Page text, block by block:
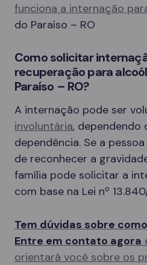
funciona a internação
do Paraíso – RO
Como solicitar
recuperação para
Paraíso – RO?
A internação pode ser
involuntária, dependendo
dependência. Se a
de reconhecer a
família pode solicitar a
com base na Lei nº
Tem dúvidas sobre
Entre em contato agora
orientará você sobre os